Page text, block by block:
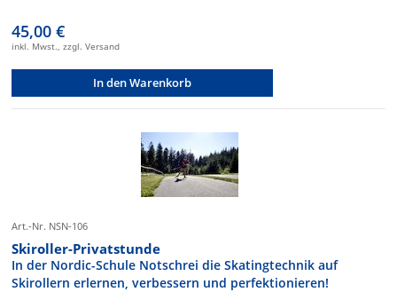
45,00 €
inkl. Mwst., zzgl. Versand
In den Warenkorb
Art.-Nr. NSN-106
Skiroller-Privatstunde
In der Nordic-Schule Notschrei die Skatingtechnik auf
Skirollern erlernen, verbessern und perfektionieren!